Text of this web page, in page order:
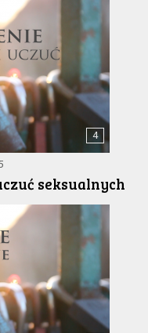
4
seksualnych